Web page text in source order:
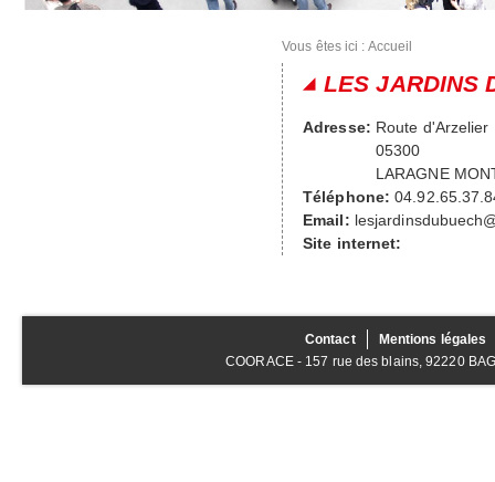
Vous êtes ici : Accueil
LES JARDINS
Adresse: Route d'Arzelier
05300
LARAGNE
Téléphone:
Email:
Site internet:
Contact
Mentions légales
COORACE - 157 rue des blains, 92220